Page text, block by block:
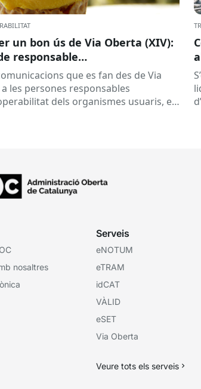
un bon ús de Via Oberta (XIV):
responsable
al dia
que es fan des de Via
les persones responsables
dels organismes usuaris, es
nosaltres
Serveis
eNOTUM
eTRAM
idCAT
VÀLID
eSET
Via Oberta
Veure tots els serveis